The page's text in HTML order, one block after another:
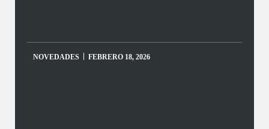
NOVEDADES FEBRERO 18, 2026